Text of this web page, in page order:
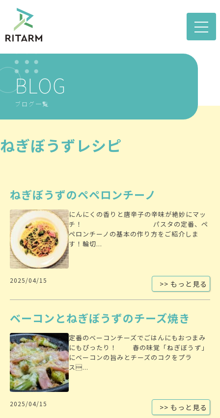
toggle
BLOG
ブログ一覧
ねぎぼうずレシピ
ねぎぼうずのペペロンチーノ
にんにくの香りと唐辛子の辛味が絶妙にマッ
チ！ パスタの定番、ペ
ペロンチーノの基本の作り方をご紹介しま
す！輪切...
2025/04/15 >> もっと見る
ベーコンとねぎぼうずのチーズ焼き
定番のベーコンチーズでごはんにもおつまみ
にもぴったり！ 春の味覚「ねぎぼうず」
にベーコンの旨みとチーズのコクをプラ
ス...
2025/04/15 >> もっと見る